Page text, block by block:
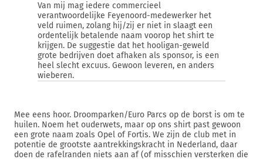
Van mij mag iedere commercieel
verantwoordelijke Feyenoord-medewerker het
veld ruimen, zolang hij/zij er niet in slaagt een
ordentelijk betalende naam voorop het shirt te
krijgen. De suggestie dat het hooligan-geweld
grote bedrijven doet afhaken als sponsor, is een
heel slecht excuus. Gewoon leveren, en anders
wieberen.
Mee eens hoor. Droomparken/Euro Parcs op de borst is om te
huilen. Noem het ouderwets, maar op ons shirt past gewoon
een grote naam zoals Opel of Fortis. We zijn de club met in
potentie de grootste aantrekkingskracht in Nederland, daar
doen de rafelranden niets aan af (of misschien versterken die